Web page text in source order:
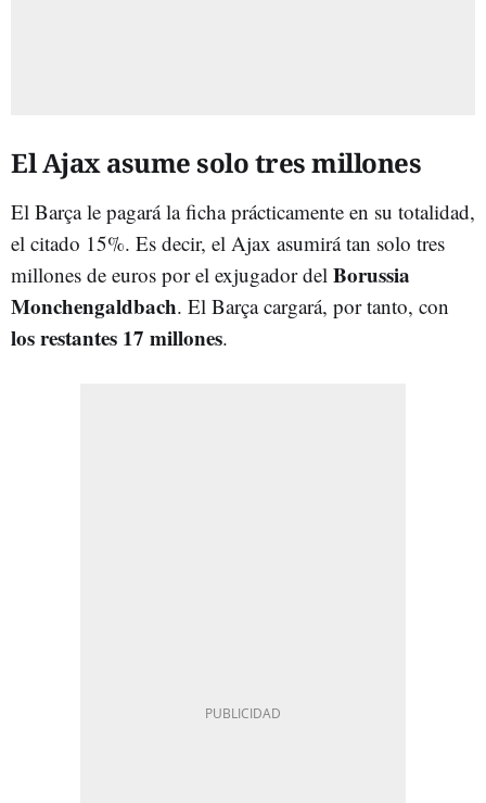
El Ajax asume solo tres millones
El Barça le pagará la ficha prácticamente en su totalidad,
el citado 15%. Es decir, el Ajax asumirá tan solo tres
millones de euros por el exjugador del Borussia
Monchengaldbach. El Barça cargará, por tanto, con
los restantes 17 millones.